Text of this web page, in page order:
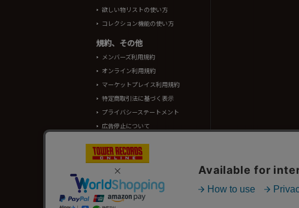
欲しい物リストの使い方
コレクション機能の使い方
規約、その他
メンバーズ利用規約
オンライン利用規約
マーケットプレイス利用規約
特定商取引法に基づく表示
プライバシーステートメント
広告停止について
TOWER RECORDS ONLINEに掲載されているすべてのコンテンツ(記事、
情報の一部はRovi Corporation.、japan music data、(株)シーディージャー
タワーレコード株式会社 東京都公安委員会 古物商許可 第302191605310号